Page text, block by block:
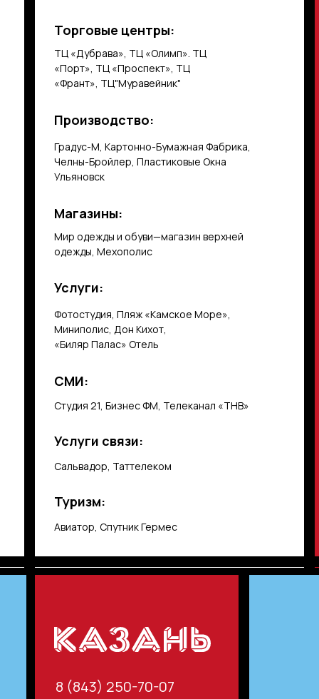
Туризм:
Магазины:
Торговые центры:
Производство:
Услуги связи:
Услуги:
СМИ:
Авиатор, Спутник Гермес
Мир одежды и обуви—магазин верхней
одежды, Мехополис
Сальвадор, Таттелеком
ТЦ «Дубрава», ТЦ «Олимп». ТЦ
«Порт», ТЦ «Проспект», ТЦ
«Франт», ТЦ"Муравейник"
Студия 21, Бизнес ФМ, Телеканал «ТНВ»
Фотостудия, Пляж «Камское Море»,
Миниполис, Дон Кихот,
«Биляр Палас» Отель
Градус-М, Картонно-Бумажная Фабрика,
Челны-Бройлер, Пластиковые Окна
Ульяновск
8 (843) 250-70-07